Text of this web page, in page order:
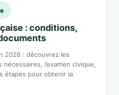
: conditions,
2026 : découvrez les
l’examen civique,
étapes pour obtenir la